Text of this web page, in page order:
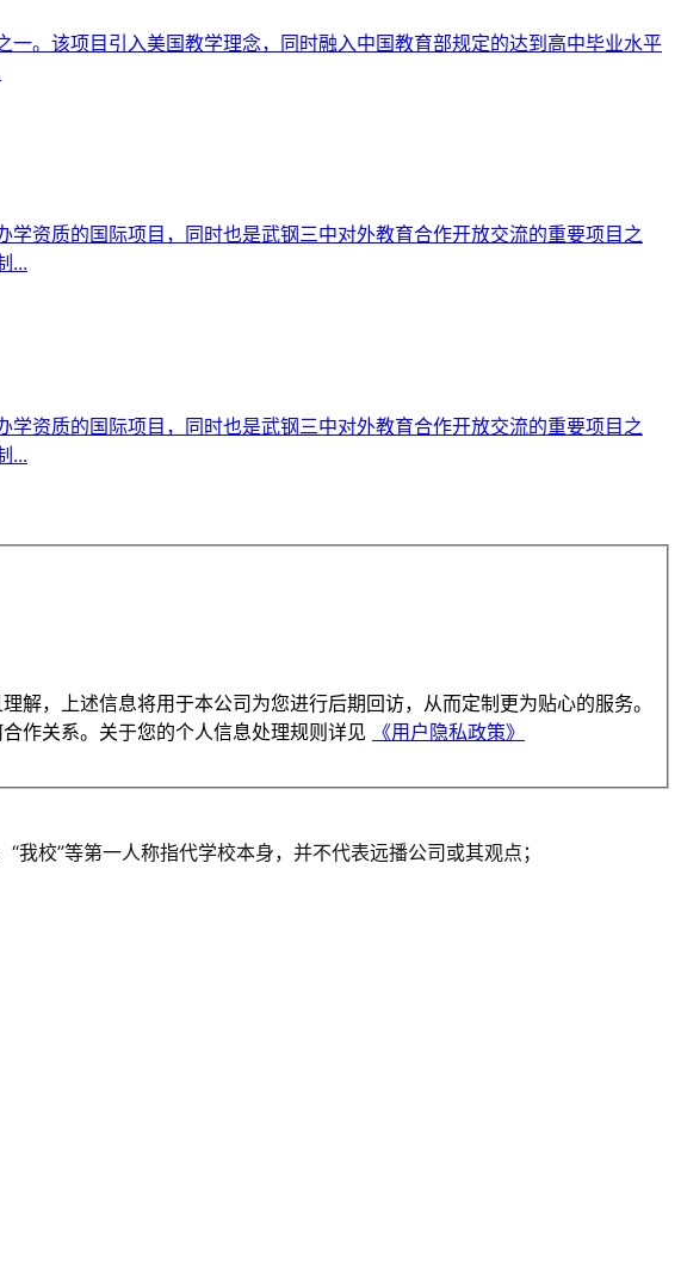
。该项目引入美国教学理念，同时融入中国教育部规定的达到高中毕业水平
资质的国际项目，同时也是武钢三中对外教育合作开放交流的重要项目之
...
资质的国际项目，同时也是武钢三中对外教育合作开放交流的重要项目之
...
，上述信息将用于本公司为您进行后期回访，从而定制更为贴心的服务。
作关系。关于您的个人信息处理规则详见
《用户隐私政策》
我校”等第一人称指代学校本身，并不代表远播公司或其观点；